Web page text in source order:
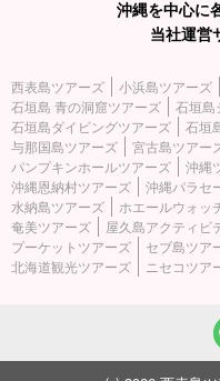
沖縄を中心に
当社運営
西表島ツアーズ 小浜島ツアーズ
石垣島 青の洞窟ツアーズ
石垣島
石垣島ダイビングツアーズ
石垣
与那国島ツアーズ
宮古島ツアー
パンプキンホールツアーズ
沖縄
沖縄恩納村ツアーズ
沖縄パラセ
水納島ツアーズ
ホエールウォッ
奄美ツアーズ
屋久島アクティビ
プーケットツアーズ
セブ島ツア
北海道観光ツアーズ
ニセコツア